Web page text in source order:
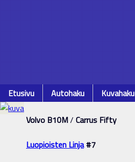
Etusivu Autohaku Kuvahaku
Volvo B10M/ Carrus Fifty
Luopioisten Linja#7